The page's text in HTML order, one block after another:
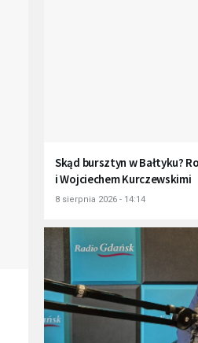
Skąd bursztyn w Bałtyku?
i Wojciechem Kurczewskimi
8 sierpnia 2026 - 14:14